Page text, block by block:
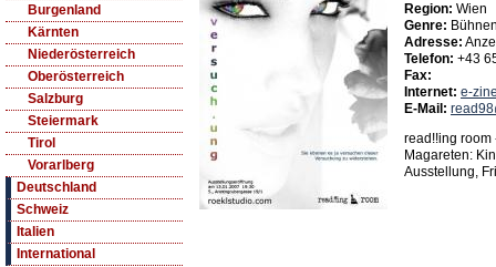
Burgenland
Kärnten
Niederösterreich
Oberösterreich
Salzburg
Steiermark
Tirol
Vorarlberg
Deutschland
Schweiz
Italien
International
Region: Wien
Genre:
Adresse:
Telefon: +43
Fax:
Internet: e-
E-Mail:
read!!ing room
Magareten:
Ausstellung,